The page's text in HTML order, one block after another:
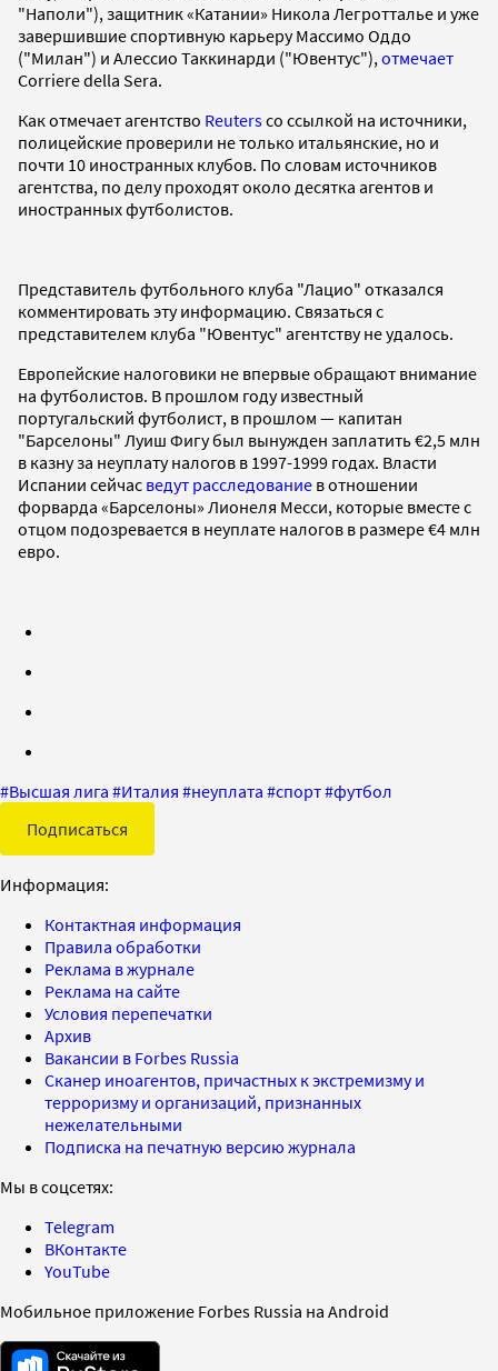
"Наполи"), защитник «Катании» Никола Легротталье и уже
завершившие спортивную карьеру Массимо Оддо
("Милан") и Алессио Таккинарди ("Ювентус"), отмечает
Corriere della Sera.
Как отмечает агентство Reutersсо ссылкой на источники,
полицейские проверили не только итальянские, но и
почти 10 иностранных клубов. По словам источников
агентства, по делу проходят около десятка агентов и
иностранных футболистов.
Представитель футбольного клуба "Лацио" отказался
комментировать эту информацию. Связаться с
представителем клуба "Ювентус" агентству не удалось.
Европейские налоговики не впервые обращают внимание
на футболистов. В прошлом году известный
португальский футболист, в прошлом — капитан
"Барселоны" Луиш Фигу был вынужден заплатить €2,5 млн
в казну за неуплату налогов в 1997-1999 годах. Власти
Испании сейчас ведут расследование в отношении
форварда «Барселоны» Лионеля Месси, которые вместе с
отцом подозревается в неуплате налогов в размере €4 млн
евро.
#Высшая лига #Италия #неуплата #спорт#футбол
Подписаться
Информация:
Контактная информация
Правила обработки
Реклама в журнале
Реклама на сайте
Условия перепечатки
Архив
Вакансии в Forbes Russia
Сканер иноагентов, причастных к экстремизму и
терроризму и организаций, признанных
нежелательными
Подписка на печатную версию журнала
Мы в соцсетях:
Telegram
ВКонтакте
YouTube
Мобильное приложение Forbes Russia на Android